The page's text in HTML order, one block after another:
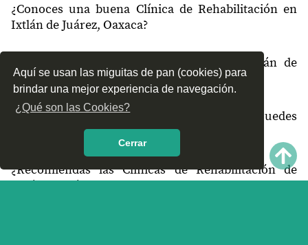
Aquí se usan las miguitas de pan (cookies) para
brindar una mejor experiencia de navegación.
¿Qué son las Cookies?
Cerrar
¿Conoces una buena Clínica de Rehabilitación en
Ixtlán de Juárez, Oaxaca?
¿Qué tipo de tratamientos conoces en Ixtlán de
Juárez, Oaxaca?
¿Cómo es el servicio de las Clínicas que puedes
encontrar en Ixtlán de Juárez, Oaxaca?
¿Recomiendas las Clínicas de Rehabilitación de
Ixtlán de Juárez, Oaxaca?